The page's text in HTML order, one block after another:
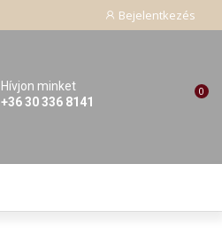
Bejelentkezés
Hívjon minket
+36 30 336 8141
0